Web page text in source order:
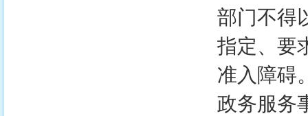
部门不得
指定、要
准入障碍
政务服务